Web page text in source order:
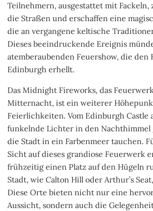
Teilnehmern, ausgestattet mit Fackeln,
die Straßen und erschaffen eine
die an vergangene keltische
Dieses beeindruckende Ereignis
atemberaubenden Feuershow, die den
Edinburgh erhellt.
Das Midnight Fireworks, das
Mitternacht, ist ein weiterer
Feierlichkeiten. Vom Edinburgh Castle
funkelnde Lichter in den Nachthimmel
die Stadt in ein Farbenmeer tauchen.
Sicht auf dieses grandiose Feuerwerk
frühzeitig einen Platz auf den Hügeln
Stadt, wie Calton Hill oder Arthur’s
Diese Orte bieten nicht nur eine
Aussicht, sondern auch die